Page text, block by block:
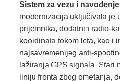
Sistem za vezu i
modernizacija uključivala je
prijemnika, dodatnih radio-
koordinata tokom leta, kao i
najsavremenijeg anti-
lažiranja GPS signala. Stari
liniju fronta zbog ometanja,